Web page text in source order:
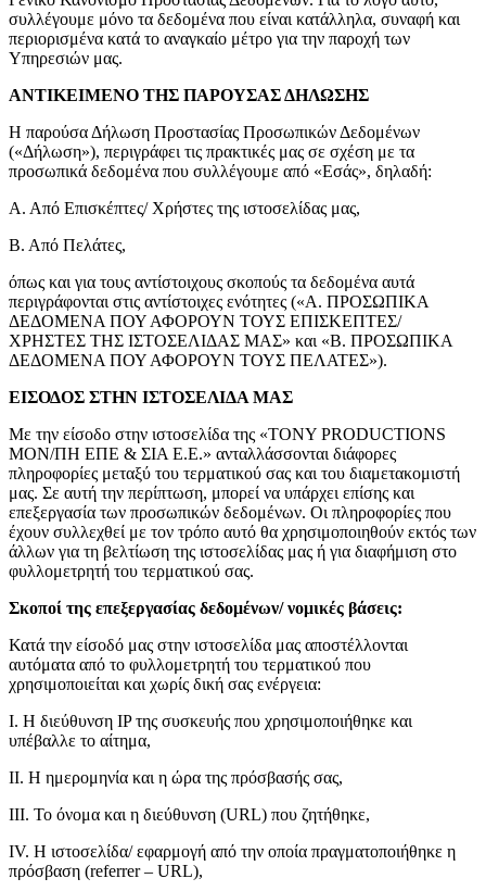
συλλέγουμε μόνο τα δεδομένα που είναι κατάλληλα, συναφή και
περιορισμένα κατά το αναγκαίο μέτρο για την παροχή των
Υπηρεσιών μας.
ΑΝΤΙΚΕΙΜΕΝΟ ΤΗΣ ΠΑΡΟΥΣΑΣ ΔΗΛΩΣΗΣ
Η παρούσα Δήλωση Προστασίας Προσωπικών Δεδομένων
(«Δήλωση»), περιγράφει τις πρακτικές μας σε σχέση με τα
προσωπικά δεδομένα που συλλέγουμε από «Εσάς», δηλαδή:
Α. Από Επισκέπτες/ Χρήστες της ιστοσελίδας μας,
Β. Από Πελάτες,
όπως και για τους αντίστοιχους σκοπούς τα δεδομένα αυτά
περιγράφονται στις αντίστοιχες ενότητες («Α. ΠΡΟΣΩΠΙΚΑ
ΔΕΔΟΜΕΝΑ ΠΟΥ ΑΦΟΡΟΥΝ ΤΟΥΣ ΕΠΙΣΚΕΠΤΕΣ/
ΧΡΗΣΤΕΣ ΤΗΣ ΙΣΤΟΣΕΛΙΔΑΣ ΜΑΣ» και «Β. ΠΡΟΣΩΠΙΚΑ
ΔΕΔΟΜΕΝΑ ΠΟΥ ΑΦΟΡΟΥΝ ΤΟΥΣ ΠΕΛΑΤΕΣ»).
ΕΙΣΟΔΟΣ ΣΤΗΝ ΙΣΤΟΣΕΛΙΔΑ ΜΑΣ
Με την είσοδο στην ιστοσελίδα της «ΤΟΝΥ PRODUCTIONS
ΜΟΝ/ΠΗ ΕΠΕ & ΣΙΑ Ε.Ε.» ανταλλάσσονται διάφορες
πληροφορίες μεταξύ του τερματικού σας και του διαμετακομιστή
μας. Σε αυτή την περίπτωση, μπορεί να υπάρχει επίσης και
επεξεργασία των προσωπικών δεδομένων. Οι πληροφορίες που
έχουν συλλεχθεί με τον τρόπο αυτό θα χρησιμοποιηθούν εκτός των
άλλων για τη βελτίωση της ιστοσελίδας μας ή για διαφήμιση στο
φυλλομετρητή του τερματικού σας.
Σκοποί της επεξεργασίας δεδομένων/ νομικές βάσεις:
Κατά την είσοδό μας στην ιστοσελίδα μας αποστέλλονται
αυτόματα από το φυλλομετρητή του τερματικού που
χρησιμοποιείται και χωρίς δική σας ενέργεια:
I. Η διεύθυνση IP της συσκευής που χρησιμοποιήθηκε και
υπέβαλλε το αίτημα,
II. Η ημερομηνία και η ώρα της πρόσβασής σας,
III. Το όνομα και η διεύθυνση (URL) που ζητήθηκε,
IV. Η ιστοσελίδα/ εφαρμογή από την οποία πραγματοποιήθηκε η
πρόσβαση (referrer – URL),